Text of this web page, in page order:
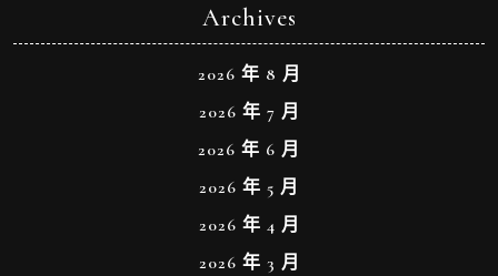
Archives
2026 年 8 月
2026 年 7 月
2026 年 6 月
2026 年 5 月
2026 年 4 月
2026 年 3 月